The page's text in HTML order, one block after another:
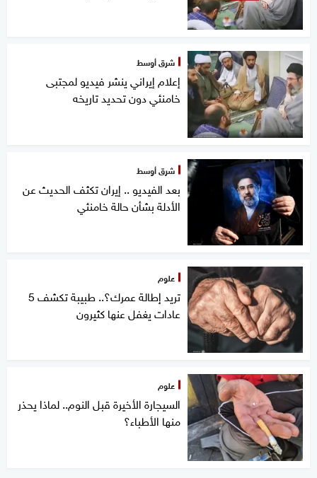
شرق أوسط
إعلام إيراني ينشر فيديو لمجتبى
خامنئي دون تحديد تاريخه
شرق أوسط
بعد الفيديو .. إيران تكثف الحديث عن
الأدلة بشأن حالة خامنئي
علوم
تريد إطالة عمرك؟.. طبيبة تكشف 5
عادات يغفل عنها كثيرون
علوم
السيجارة الأخيرة قبل النوم.. لماذا يحذر
منها الأطباء؟